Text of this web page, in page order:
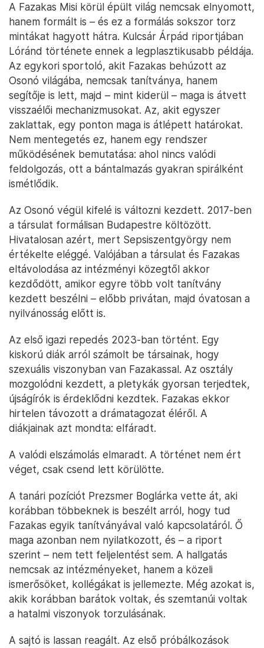
A Fazakas Misi körül épült világ nemcsak elnyomott,
hanem formált is – és ez a formálás sokszor torz
mintákat hagyott hátra. Kulcsár Árpád riportjában
Lóránd története ennek a legplasztikusabb példája.
Az egykori sportoló, akit Fazakas behúzott az
Osonó világába, nemcsak tanítványa, hanem
segítője is lett, majd – mint kiderül – maga is átvett
visszaélői mechanizmusokat. Az, akit egyszer
zaklattak, egy ponton maga is átlépett határokat.
Nem mentegetés ez, hanem egy rendszer
működésének bemutatása: ahol nincs valódi
feldolgozás, ott a bántalmazás gyakran spirálként
ismétlődik.
Az Osonó végül kifelé is változni kezdett. 2017-ben
a társulat formálisan Budapestre költözött.
Hivatalosan azért, mert Sepsiszentgyörgy nem
értékelte eléggé. Valójában a társulat és Fazakas
eltávolodása az intézményi közegtől akkor
kezdődött, amikor egyre több volt tanítvány
kezdett beszélni – előbb privátan, majd óvatosan a
nyilvánosság előtt is.
Az első igazi repedés 2023-ban történt. Egy
kiskorú diák arról számolt be társainak, hogy
szexuális viszonyban van Fazakassal. Az osztály
mozgolódni kezdett, a pletykák gyorsan terjedtek,
újságírók is érdeklődni kezdtek. Fazakas ekkor
hirtelen távozott a drámatagozat éléről. A
diákjainak azt mondta: elfáradt.
A valódi elszámolás elmaradt. A történet nem ért
véget, csak csend lett körülötte.
A tanári pozíciót Prezsmer Boglárka vette át, aki
korábban többeknek is beszélt arról, hogy tud
Fazakas egyik tanítványával való kapcsolatáról. Ő
maga azonban nem nyilatkozott, és – a riport
szerint – nem tett feljelentést sem. A hallgatás
nemcsak az intézményeket, hanem a közeli
ismerősöket, kollégákat is jellemezte. Még azokat is,
akik korábban barátok voltak, és szemtanúi voltak
a hatalmi viszonyok torzulásának.
A sajtó is lassan reagált. Az első próbálkozások